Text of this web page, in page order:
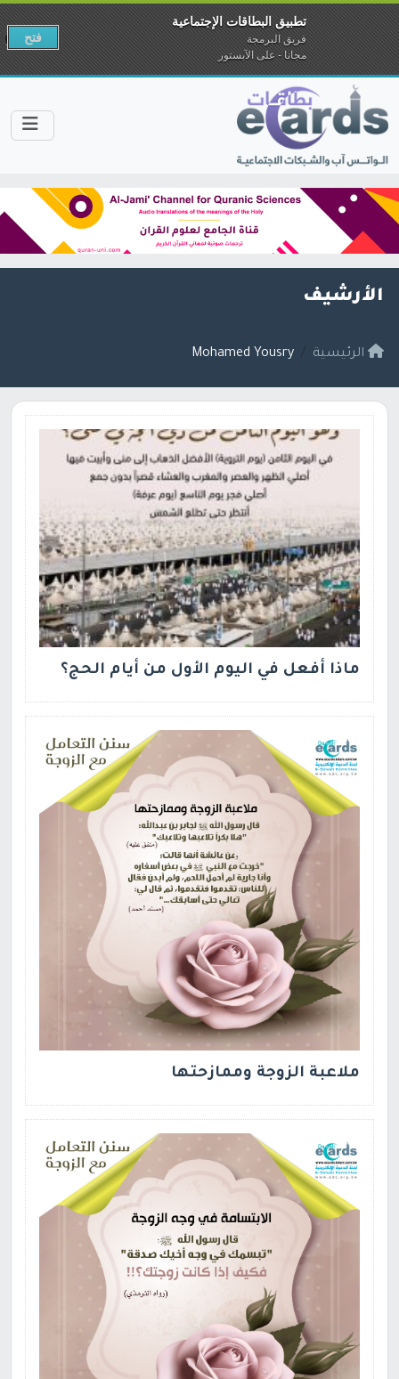
الأرشيف
الرئيسية Mohamed Yousry
ماذا أفعل في اليوم الأول من أيام الحج؟
ملاعبة الزوجة وممازحتها
تطبيق البطاقات الإجتماعية
فريق البرمجة
مجانا - على الآبستور
فتح